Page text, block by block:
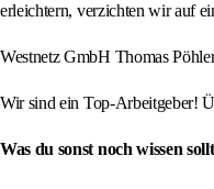
erleichtern, verzichten wir auf
Westnetz GmbH Thomas
Wir sind ein Top-Arbeitgeber!
Was du sonst noch wissen